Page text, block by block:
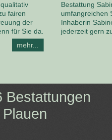
fairen
der
für Sie da.
mehr...
Bestattung
umfangreichen
Inhaberin
jederzeit gern
Bestattungen